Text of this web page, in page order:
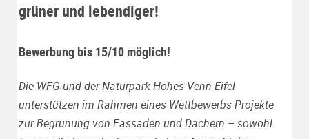
grüner und lebendiger!
Bewerbung bis 15/10 möglich!
Die WFG und der Naturpark Hohes Venn-Eifel
unterstützen im Rahmen eines Wettbewerbs Projekte
zur Begrünung von Fassaden und Dächern – sowohl